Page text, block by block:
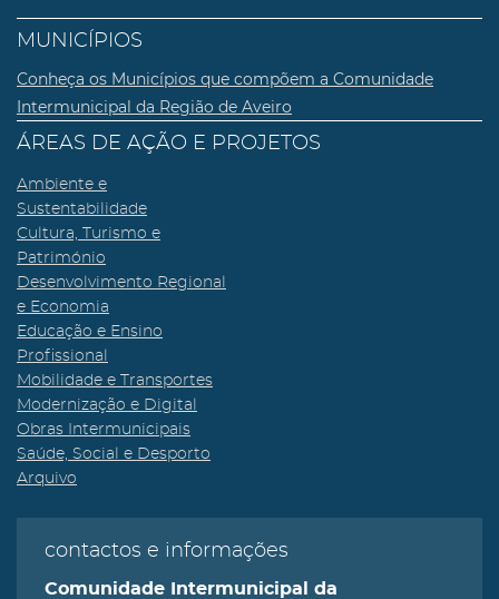
MUNICÍPIOS
Conheça os Municípios que compõem a Comunidade
Intermunicipal da Região de Aveiro
ÁREAS DE AÇÃO E PROJETOS
Ambiente e
Sustentabilidade
Cultura, Turismo e
Património
Desenvolvimento Regional
e Economia
Educação e Ensino
Profissional
Mobilidade e Transportes
Modernização e Digital
Obras Intermunicipais
Saúde, Social e Desporto
Arquivo
contactos e informações
Comunidade Intermunicipal da